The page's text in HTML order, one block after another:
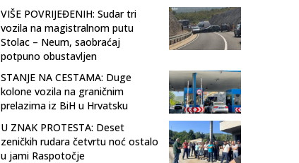
VIŠE POVRIJEĐENIH: Sudar tri
vozila na magistralnom putu
Stolac – Neum, saobraćaj
potpuno obustavljen
STANJE NA CESTAMA: Duge
kolone vozila na graničnim
prelazima iz BiH u Hrvatsku
U ZNAK PROTESTA: Deset
zeničkih rudara četvrtu noć ostalo
u jami Raspotočje